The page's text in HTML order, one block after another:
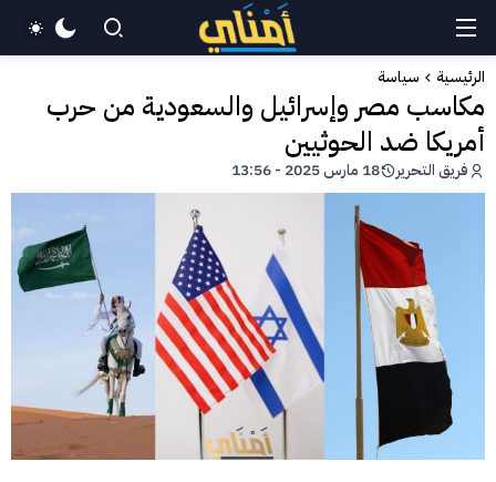
الرئيسية سياسة
مكاسب مصر وإسرائيل والسعودية من حرب
أمريكا ضد الحوثيين
فريق التحرير 18 مارس 2025 - 13:56